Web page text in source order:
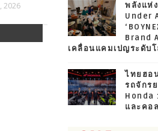
2026
พลังแห่
Under
Brand
เคลื่อนแคมเปญระดับโ
ไทยฮอ
รถจักร
Honda
และคอ